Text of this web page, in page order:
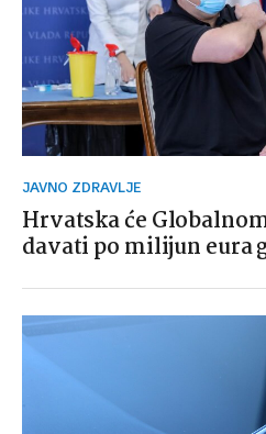
JAVNO ZDRAVLJE
Hrvatska će
davati po milijun eura